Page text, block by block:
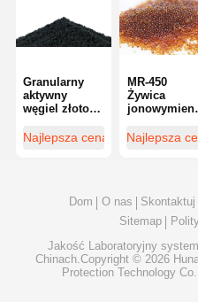
Granularny
aktywny
węgiel złoto
przemysłowa
oczyszczanie
węglowe
Najlepsza cena
MR-450
Żywica
się niskim
Najlepsza
Dom O nas
Sitemap
Jakość Laboratoryjny
Chinach.Copyright © 2026
Protection Technology